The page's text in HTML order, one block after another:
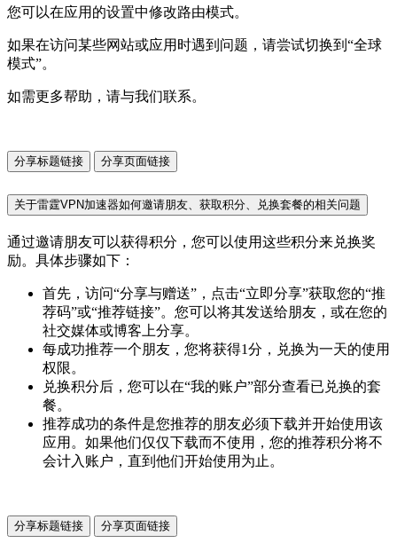
您可以在应用的设置中修改路由模式。
如果在访问某些网站或应用时遇到问题，请尝试切换到“全球
模式”。
如需更多帮助，请与我们联系。
分享标题链接 分享页面链接
关于雷霆VPN加速器如何邀请朋友、获取积分、兑换套餐的相关问题
通过邀请朋友可以获得积分，您可以使用这些积分来兑换奖
励。具体步骤如下：
首先，访问“分享与赠送”，点击“立即分享”获取您的“推
荐码”或“推荐链接”。您可以将其发送给朋友，或在您的
社交媒体或博客上分享。
每成功推荐一个朋友，您将获得1分，兑换为一天的使用
权限。
兑换积分后，您可以在“我的账户”部分查看已兑换的套
餐。
推荐成功的条件是您推荐的朋友必须下载并开始使用该
应用。如果他们仅仅下载而不使用，您的推荐积分将不
会计入账户，直到他们开始使用为止。
分享标题链接 分享页面链接